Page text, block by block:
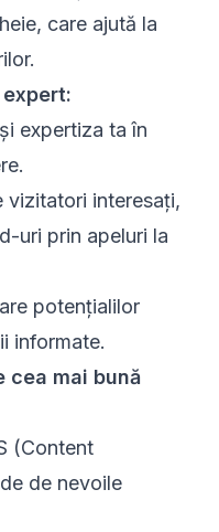
care ajută la
expertiza ta în
vizitatori interesați,
uri prin apeluri la
potențialilor
informate.
cea mai bună
(Content
de nevoile